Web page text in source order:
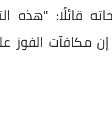
قائلًا: "هذه
إن مكافآت